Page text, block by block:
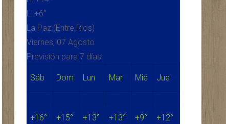
L: +6°
La Paz (Entre Rios)
Viernes, 07 Agosto
Previsión para 7 días
Sáb Dom Lun Mar Mié Jue
+16° +15° +13° +13° +9° +12°